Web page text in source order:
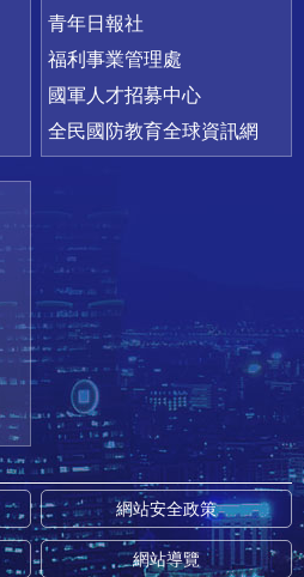
青年日報社
福利事業管理處
國軍人才招募中心
全民國防教育全球資訊網
網站安全政策
網站導覽